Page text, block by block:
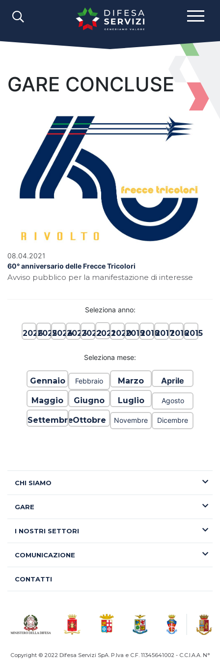
GARE CONCLUSE
08.04.2021
60° anniversario delle Frecce Tricolori
Avviso pubblico per la manifestazione di interesse
Seleziona anno:
202620252024202320222021202020192018201720162015
Seleziona mese:
Gennaio Febbraio Marzo Aprile
Maggio Giugno Luglio Agosto
SettembreOttobre Novembre Dicembre
CHI SIAMO
GARE
I NOSTRI SETTORI
COMUNICAZIONE
CONTATTI
Copyright © 2022 Difesa Servizi SpA. P.Iva e C.F. 11345641002 - C.C.I.A.A. N°